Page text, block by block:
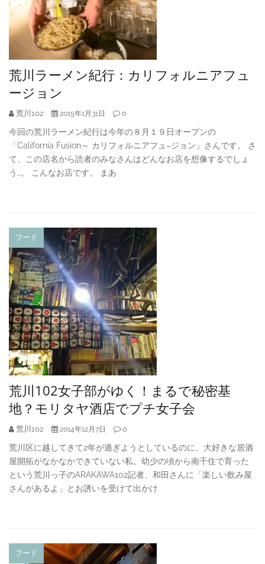
荒川ラーメン紀行：カリフォルニアフュ
ージョン
荒川102 2015年1月31日 0
今回の荒川ラーメン紀行は今年の８月１９日オープンの
「California Fusion～ カリフォルニアフュ–ジョン」さんです。 さ
て、この店名から読者のみなさんはどんなお店を想像するでしょ
う…。 こんなお店です。 まあ
フード
荒川102女子部がゆく！まるで秘密基
地？モリタヤ酒店でプチ女子会
荒川102 2014年12月7日 0
荒川区に越してきて2年が過ぎようとしているのに、大好きな居酒
屋開拓がなかなかできていない私。幼少の頃から南千住で育った
という荒川っ子のARAKAWA102記者、和田さんに「楽しい飲み屋
さんがあるよ」とお誘いを受けて出かけ
フード